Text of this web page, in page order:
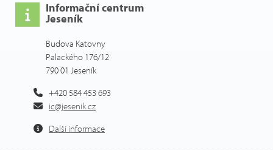
Informační centrum
Jeseník
Budova Katovny
Palackého 176/12
790 01 Jeseník
+420 584 453 693
ic@jesenik.cz
Další informace